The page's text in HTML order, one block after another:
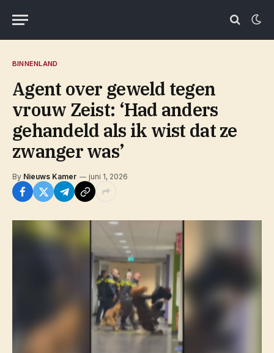
BINNENLAND
Agent over geweld tegen
vrouw Zeist: ‘Had anders
gehandeld als ik wist dat ze
zwanger was’
By Nieuws Kamer juni 1, 2026